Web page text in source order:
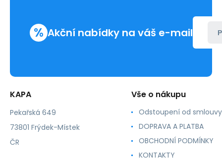
% Akční nabídky na váš e-mail
KAPA
Pekařská 649
73801 Frýdek-Místek
ČR
Vše o nákupu
Odstoupení od smlouvy
DOPRAVA A PLATBA
OBCHODNÍ PODMÍNKY
KONTAKTY